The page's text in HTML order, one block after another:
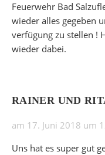
Feuerwehr Bad
wieder alles gegeben
verfügung zu stellen !
wieder dabei.
RAINER UND
am 17. Juni 2018 um
Uns hat es super gut